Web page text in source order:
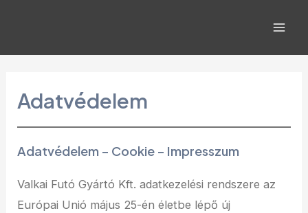
Adatvédelem
Adatvédelem – Cookie – Impresszum
Valkai Futó Gyártó Kft. adatkezelési rendszere az
Európai Unió május 25-én életbe lépő új